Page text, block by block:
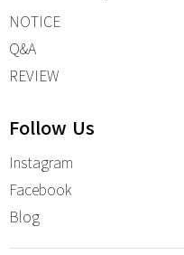
NOTICE
Q&A
REVIEW
Follow Us
Instagram
Facebook
Blog